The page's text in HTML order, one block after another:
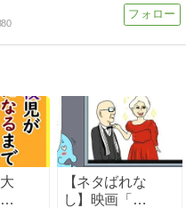
【ネタばれな
し】映画「プ